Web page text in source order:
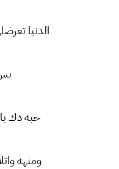
الدنيا
حبه دك
ومنهه